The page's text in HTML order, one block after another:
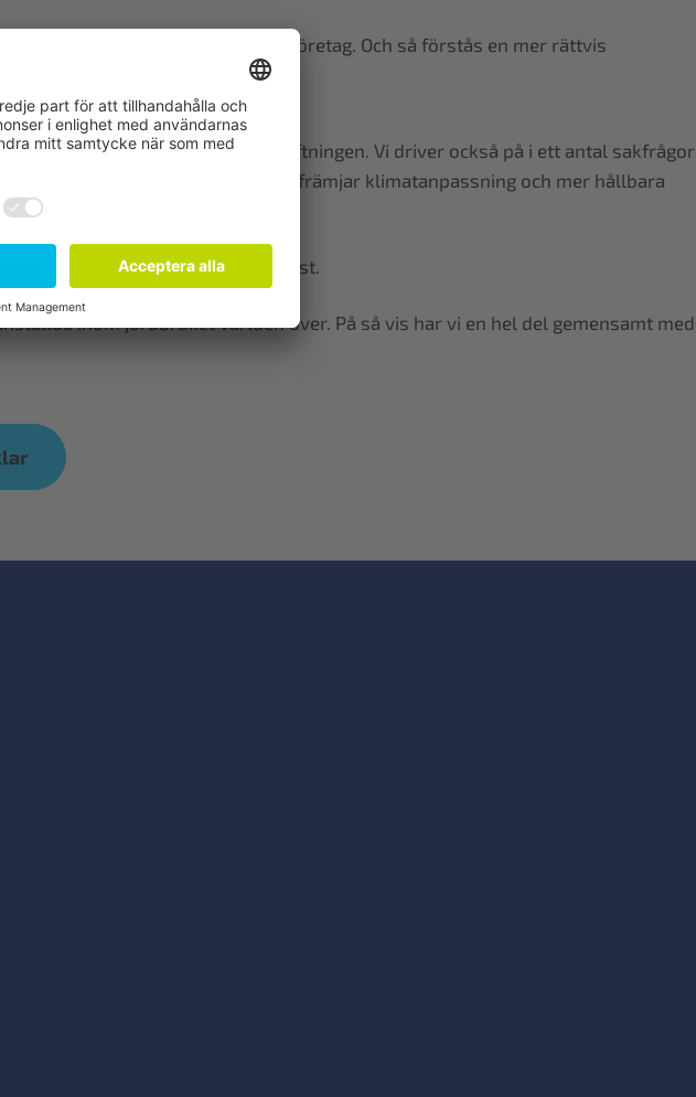
striktare lagar och regler för företag. Och så förstås en mer rättvis
och sin framtid.
rättvisa formuleringar i lagstiftningen. Vi driver också på i ett antal sakfrågor
samt investerar i projekt som främjar klimatanpassning och mer hållbara
som vill handla mer rättvist.
inom jordbruket världen över. På så vis har vi en hel del gemensamt med